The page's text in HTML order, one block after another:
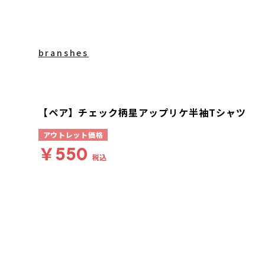
branshes
【ペア】チェック柄星アップリケ半袖Tシャツ
アウトレット価格
￥550 税込